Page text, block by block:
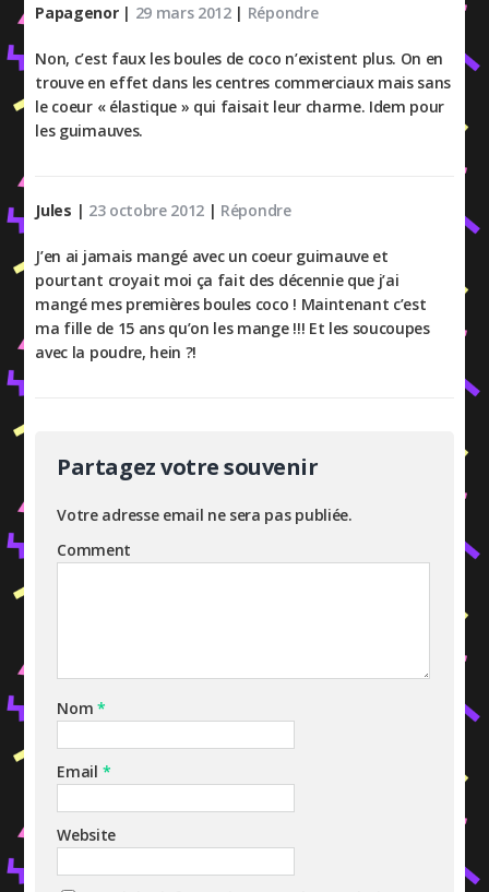
Papagenor | 29 mars 2012| Répondre
Non, c’est faux les boules de coco n’existent plus. On en
trouve en effet dans les centres commerciaux mais sans
le coeur « élastique » qui faisait leur charme. Idem pour
les guimauves.
Jules | 23 octobre 2012 | Répondre
J’en ai jamais mangé avec un coeur guimauve et
pourtant croyait moi ça fait des décennie que j’ai
mangé mes premières boules coco ! Maintenant c’est
ma fille de 15 ans qu’on les mange !!! Et les soucoupes
avec la poudre, hein ?!
Partagez votre souvenir
Votre adresse email ne sera pas publiée.
Comment
Nom*
Email *
Website